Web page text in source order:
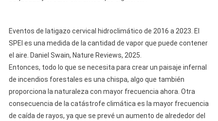
Eventos de latigazo cervical hidroclimático de 2016 a 2023. El
SPEI es una medida de la cantidad de vapor que puede contener
el aire. Daniel Swain, Nature Reviews, 2025.
Entonces, todo lo que se necesita para crear un paisaje infernal
de incendios forestales es una chispa, algo que también
proporciona la naturaleza con mayor frecuencia ahora. Otra
consecuencia de la catástrofe climática es la mayor frecuencia
de caída de rayos, ya que se prevé un aumento de alrededor del